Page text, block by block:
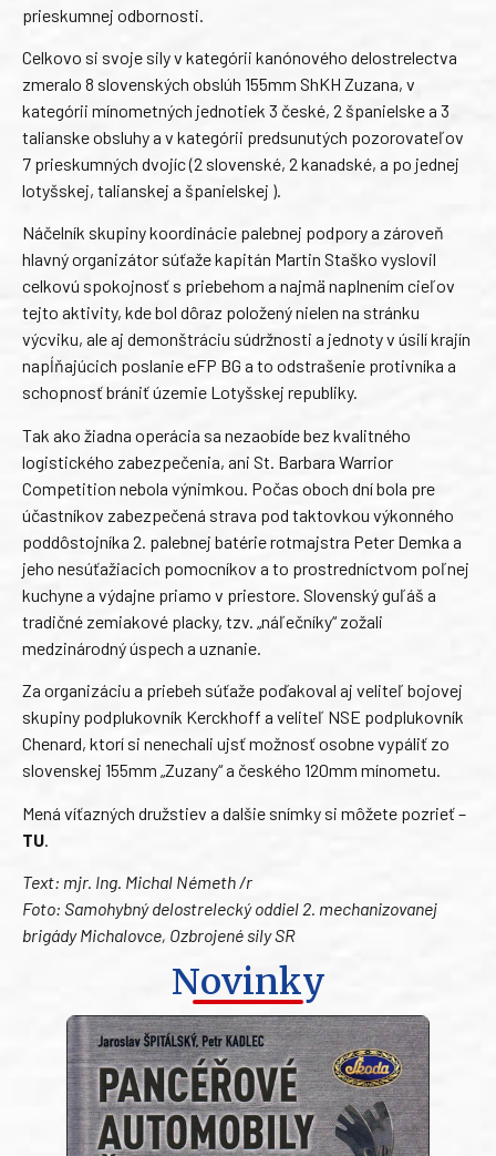
prieskumnej odbornosti.
Celkovo si svoje sily v kategórii kanónového delostrelectva
zmeralo 8 slovenských obslúh 155mm ShKH Zuzana, v
kategórii mínometných jednotiek 3 české, 2 španielske a 3
talianske obsluhy a v kategórii predsunutých pozorovateľov
7 prieskumných dvojíc (2 slovenské, 2 kanadské, a po jednej
lotyšskej, talianskej a španielskej ).
Náčelník skupiny koordinácie palebnej podpory a zároveň
hlavný organizátor súťaže kapitán Martin Staško vyslovil
celkovú spokojnosť s priebehom a najmä naplnením cieľov
tejto aktivity, kde bol dôraz položený nielen na stránku
výcviku, ale aj demonštráciu súdržnosti a jednoty v úsilí krajín
napĺňajúcich poslanie eFP BG a to odstrašenie protivníka a
schopnosť brániť územie Lotyšskej republiky.
Tak ako žiadna operácia sa nezaobíde bez kvalitného
logistického zabezpečenia, ani St. Barbara Warrior
Competition nebola výnimkou. Počas oboch dní bola pre
účastníkov zabezpečená strava pod taktovkou výkonného
poddôstojníka 2. palebnej batérie rotmajstra Peter Demka a
jeho nesúťažiacich pomocníkov a to prostredníctvom poľnej
kuchyne a výdajne priamo v priestore. Slovenský guľáš a
tradičné zemiakové placky, tzv. „náľečníky“ zožali
medzinárodný úspech a uznanie.
Za organizáciu a priebeh súťaže poďakoval aj veliteľ bojovej
skupiny podplukovník Kerckhoff a veliteľ NSE podplukovník
Chenard, ktorí si nenechali ujsť možnosť osobne vypáliť zo
slovenskej 155mm „Zuzany“ a českého 120mm mínometu.
Mená víťazných družstiev a dalšie snímky si môžete pozrieť –
TU
Text: mjr. Ing. Michal Németh /r
Foto: Samohybný delostrelecký oddiel 2. mechanizovanej
brigády Michalovce, Ozbrojené sily SR
Novinky